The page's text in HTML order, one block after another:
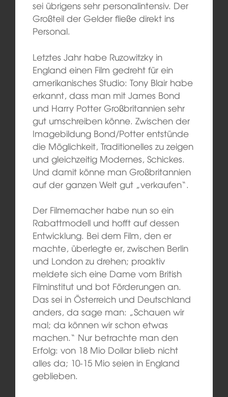
sei übrigens sehr personalintensiv. Der
Großteil der Gelder fließe direkt ins
Personal.
Letztes Jahr habe Ruzowitzky in
England einen Film gedreht für ein
amerikanisches Studio: Tony Blair habe
erkannt, dass man mit James Bond
und Harry Potter Großbritannien sehr
gut umschreiben könne. Zwischen der
Imagebildung Bond/Potter entstünde
die Möglichkeit, Traditionelles zu zeigen
und gleichzeitig Modernes, Schickes.
Und damit könne man Großbritannien
auf der ganzen Welt gut „verkaufen“.
Der Filmemacher habe nun so ein
Rabattmodell und hofft auf dessen
Entwicklung. Bei dem Film, den er
machte, überlegte er, zwischen Berlin
und London zu drehen; proaktiv
meldete sich eine Dame vom British
Filminstitut und bot Förderungen an.
Das sei in Österreich und Deutschland
anders, da sage man: „Schauen wir
mal; da können wir schon etwas
machen.“ Nur betrachte man den
Erfolg: von 18 Mio Dollar blieb nicht
alles da; 10-15 Mio seien in England
geblieben.